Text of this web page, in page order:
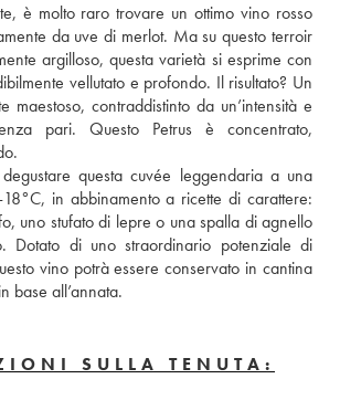
è molto raro trovare un ottimo vino rosso
da uve di merlot. Ma su questo terroir
argilloso, questa varietà si esprime con
vellutato e profondo. Il risultato? Un
maestoso, contraddistinto da un’intensità e
pari. Questo Petrus è concentrato,
questa cuvée leggendaria a una
in abbinamento a ricette di carattere:
uno stufato di lepre o una spalla di agnello
Dotato di uno straordinario potenziale di
vino potrà essere conservato in cantina
base all’annata.
SULLA TENUTA: